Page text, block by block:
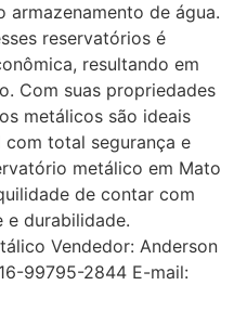
armazenamento de água.
reservatórios é
resultando em
Com suas propriedades
metálicos são ideais
com total segurança e
metálico em Mato
de contar com
e durabilidade.
Vendedor: Anderson
99795-2844 E-mail: